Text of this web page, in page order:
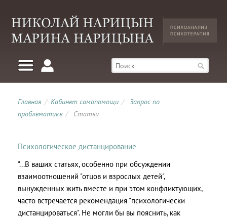
Главная / Кабинет самопомощи /
Запрос по
проблематике / Статьи
Психологическое дистанцирование
"...В ваших статьях, особенно при обсуждении
взаимоотношений "отцов и взрослых детей",
вынужденных жить вместе и при этом конфликтующих,
часто встречается рекомендация "психологически
дистанцироваться". Не могли бы вы пояснить, как